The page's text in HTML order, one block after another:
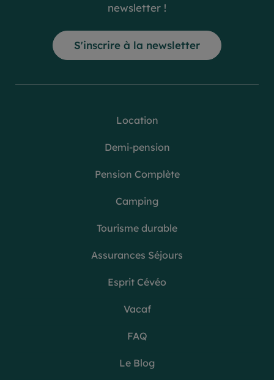
Location
Demi-pension
Pension Complète
Camping
Tourisme durable
Assurances Séjours
Esprit Cévéo
Vacaf
FAQ
Le Blog
newsletter !
S'inscrire à la newsletter